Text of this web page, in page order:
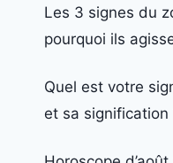
Les 3 signes du
pourquoi ils
Quel est votre
et sa signification